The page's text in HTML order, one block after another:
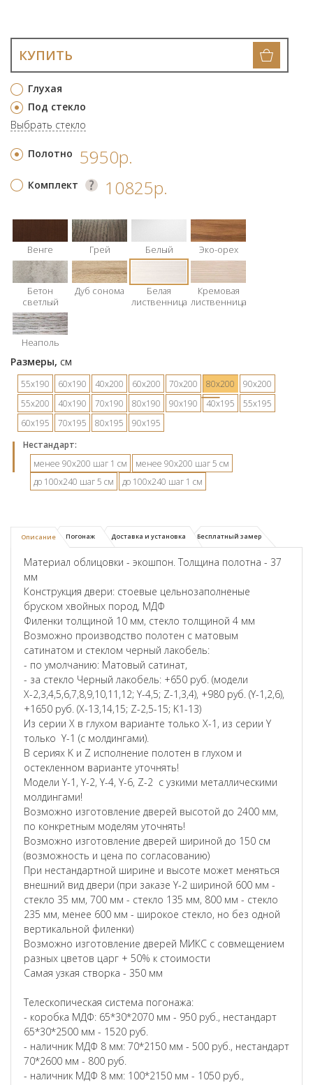
Глухая
Под стекло
Выбрать стекло
КУПИТЬ
Полотно 5950р.
Комплект 10825р.
Венге Грей Белый Эко-орех
Бетон
светлый
Дуб сонома
Белая
лиственница
Кремовая
лиственница
Неаполь
Размеры, см
55х190 60х190 40х200 60х200 70х200 80х200
90х200
55х200
40х190 70х190 80х190 90х190 40х195
55х195
60х195
70х195 80х195
90х195
Hестандарт:
менее 90х200 шаг 1 см
менее 90х200 шаг 5 см
до 100х240 шаг 5 см
до 100х240 шаг 1 см
Описание Погонаж Доставка и установка Бесплатный замер
Материал облицовки - экошпон. Толщина полотна - 37
мм
Конструкция двери: стоевые цельнозаполненые
бруском хвойных пород, МДФ
Филенки толщиной 10 мм, стекло толщиной 4 мм
Возможно производство полотен с матовым
сатинатом и стеклом черный лакобель:
- по умолчанию: Матовый сатинат,
- за стекло Черный лакобель: +650 руб. (модели
Х-2,3,4,5,6,7,8,9,10,11,12; Y-4,5; Z-1,3,4), +980 руб. (Y-1,2,6),
+1650 руб. (X-13,14,15; Z-2,5-15; K1-13)
Из серии X в глухом варианте только X-1, из серии Y
только Y-1 (с молдингами).
В сериях K и Z исполнение полотен в глухом и
остекленном варианте уточнять!
Модели Y-1, Y-2, Y-4, Y-6, Z-2 с узкими металлическими
молдингами!
Возможно изготовление дверей высотой до 2400 мм,
по конкретным моделям уточнять!
Возможно изготовление дверей шириной до 150 см
(возможность и цена по согласованию)
При нестандартной ширине и высоте может меняться
внешний вид двери (при заказе Y-2 шириной 600 мм -
стекло 35 мм, 700 мм - стекло 135 мм, 800 мм - стекло
235 мм, менее 600 мм - широкое стекло, но без одной
вертикальной филенки)
Возможно изготовление дверей МИКС с совмещением
разных цветов царг + 50% к стоимости
Самая узкая створка - 350 мм
Телескопическая система погонажа:
- коробка МДФ: 65*30*2070 мм - 950 руб., нестандарт
65*30*2500 мм - 1520 руб.
- наличник МДФ 8 мм: 70*2150 мм - 500 руб., нестандарт
70*2600 мм - 800 руб.
- наличник МДФ 8 мм: 100*2150 мм - 1050 руб.,